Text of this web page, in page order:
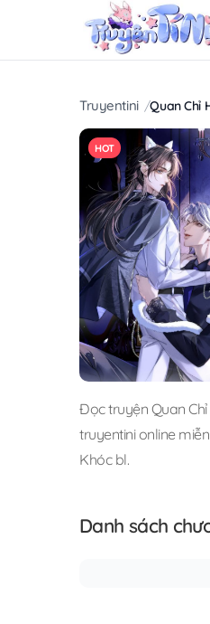
Truyentini Quan Chỉ
HOT
Đọc truyện Quan
truyentini online
Khóc bl.
Danh sách